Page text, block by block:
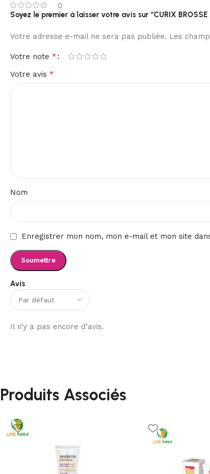
0
Avis
Il n’y a pas encore d’avis.
Soyez le premier à laisser votre avis sur “CURIX BROSSE
Votre adresse e-mail ne sera pas publiée. Les
Votre note *
Votre avis *
Nom
Enregistrer mon nom, mon e-mail et mon site
Produits Associés